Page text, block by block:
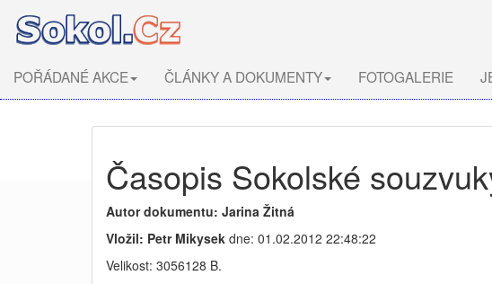
POŘÁDANÉ AKCE ČLÁNKY A DOKUMENTY FOTOGALERIE
Časopis Sokolské
Autor dokumentu: Jarina Žitná
Vložil: Petr Mikysek dne: 01.02.2012 22:48:22
Velikost: 3056128 B.